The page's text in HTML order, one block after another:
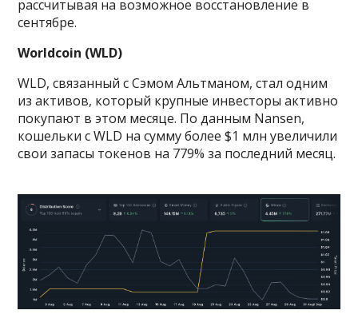
рассчитывая на возможное восстановление в
сентябре.
Worldcoin (WLD)
WLD, связанный с Сэмом Альтманом, стал одним
из активов, который крупные инвесторы активно
покупают в этом месяце. По данным Nansen,
кошельки с WLD на сумму более $1 млн увеличили
свои запасы токенов на 779% за последний месяц.